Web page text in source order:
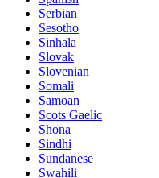
Serbian
Sesotho
Sinhala
Slovak
Slovenian
Somali
Samoan
Scots Gaelic
Shona
Sindhi
Sundanese
Swahili